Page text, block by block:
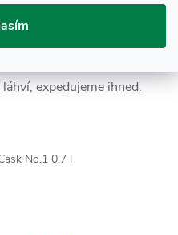
expedujeme ihned.